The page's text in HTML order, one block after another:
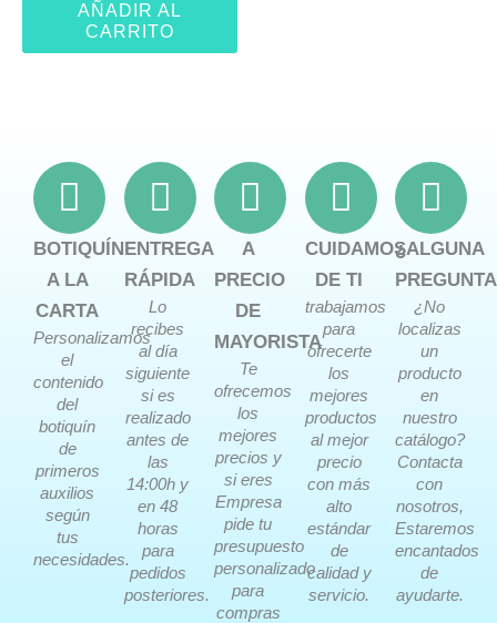
AÑADIR AL
CARRITO
BOTIQUÍN
A LA
CARTA
Personalizamos
el
contenido
del
botiquín
de
primeros
auxilios
según
tus
necesidades.
ENTREGA
RÁPIDA
Lo
recibes
al día
siguiente
si es
realizado
antes de
las
14:00h y
en 48
horas
para
pedidos
posteriores.
A
PRECIO
DE
MAYORISTA
Te
ofrecemos
los
mejores
precios y
si eres
Empresa
pide tu
presupuesto
personalizado
para
compras
CUIDAMOS
DE TI
trabajamos
para
ofrecerte
los
mejores
productos
al mejor
precio
con más
alto
estándar
de
calidad y
servicio.
¿ALGUNA
¿No
localizas
un
producto
en
nuestro
catálogo?
Contacta
con
nosotros,
Estaremos
encantados
de
ayudarte.